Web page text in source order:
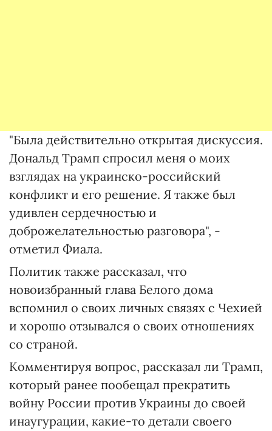
"Была действительно открытая дискуссия.
Дональд Трамп спросил меня о моих
взглядах на украинско-российский
конфликт и его решение. Я также был
удивлен сердечностью и
доброжелательностью разговора", -
отметил Фиала.
Политик также рассказал, что
новоизбранный глава Белого дома
вспомнил о своих личных связях с Чехией
и хорошо отзывался о своих отношениях
со страной.
Комментируя вопрос, рассказал ли Трамп,
который ранее пообещал прекратить
войну России против Украины до своей
инаугурации, какие-то детали своего